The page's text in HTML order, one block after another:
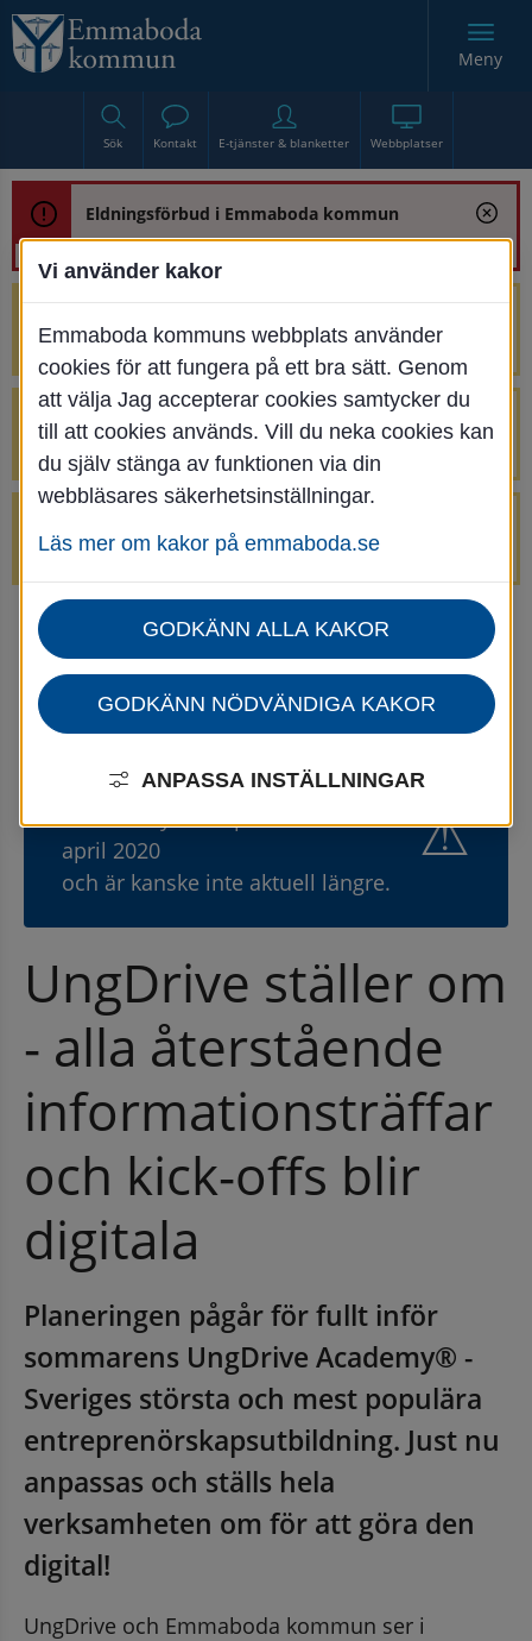
Sök Kontakt E-tjänster & blanketter Webbplatser
Meny
Eldningsförbud i Emmaboda kommun
renoveringen av Bjurbäcksbron
Tillfälliga avstängningar på Centrumtorget
v. 25-34
avstängda.
Startsida
Kommun & politik
Press- och informationsmaterial
Pressmeddelanden
Pressmeddelanden - arkiv
Gammal nyhet
Den här nyheten publicerades 14
april 2020
och är kanske inte aktuell längre.
⚠
UngDrive ställer om
- alla återstående
informationsträffar
och kick-offs blir
digitala
Planeringen pågår för fullt inför
sommarens UngDrive Academy® -
Sveriges största och mest populära
entreprenörskapsutbildning. Just nu
anpassas och ställs hela
verksamheten om för att göra den
digital!
UngDrive och Emmaboda kommun ser i
Vi använder kakor
Emmaboda kommuns webbplats använder
cookies för att fungera på ett bra sätt. Genom
att välja Jag accepterar cookies samtycker du
till att cookies används. Vill du neka cookies kan
du själv stänga av funktionen via din
webbläsares säkerhetsinställningar.
Läs mer om kakor på emmaboda.se
GODKÄNN ALLA KAKOR
GODKÄNN NÖDVÄNDIGA KAKOR
ANPASSA INSTÄLLNINGAR